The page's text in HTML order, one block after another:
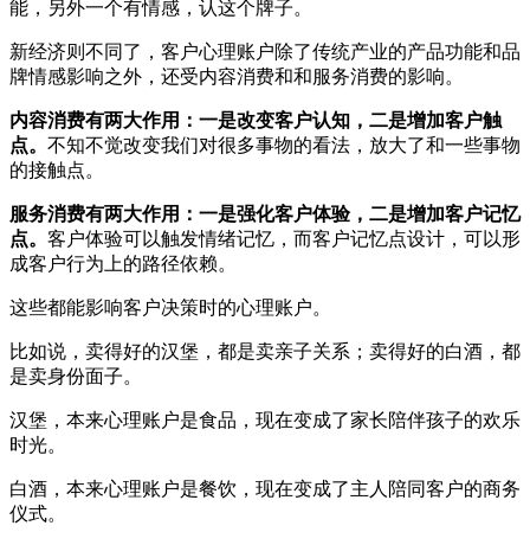
能，另外一个有情感，认这个牌子。
新经济则不同了，客户心理账户除了传统产业的产品功能和品
牌情感影响之外，还受内容消费和和服务消费的影响。
内容消费有两大作用：一是改变客户认知，二是增加客户触
点。 不知不觉改变我们对很多事物的看法，放大了和一些事物
的接触点。
服务消费有两大作用：一是强化客户体验，二是增加客户记忆
点。 客户体验可以触发情绪记忆，而客户记忆点设计，可以形
成客户行为上的路径依赖。
这些都能影响客户决策时的心理账户。
比如说，卖得好的汉堡，都是卖亲子关系；卖得好的白酒，都
是卖身份面子。
汉堡，本来心理账户是食品，现在变成了家长陪伴孩子的欢乐
时光。
白酒，本来心理账户是餐饮，现在变成了主人陪同客户的商务
仪式。